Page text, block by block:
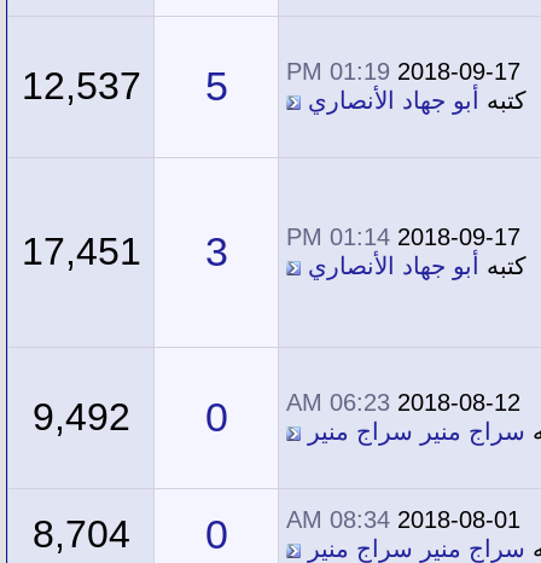
2018-09-17
01:19 PM
كتبه
أبو جهاد الأنصاري 5
12,537
2018-09-17
01:14 PM
كتبه
أبو جهاد الأنصاري 3
17,451
2018-08-12
06:23 AM
سراج منير سراج منير 0
9,492
2018-08-01
08:34 AM
سراج منير سراج منير 0
8,704